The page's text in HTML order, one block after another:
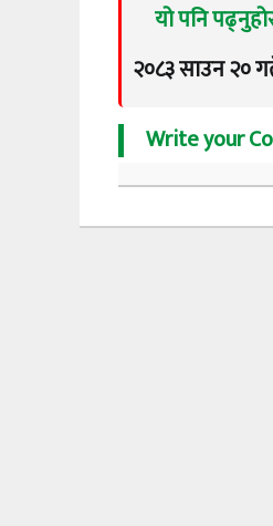
यो पनि
२०८३ साउन २०
Write your